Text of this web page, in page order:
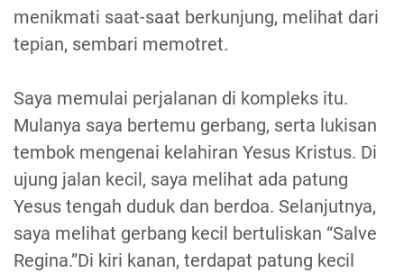
menikmati saat-saat berkunjung, melihat dari
tepian, sembari memotret.
Saya memulai perjalanan di kompleks itu.
Mulanya saya bertemu gerbang, serta lukisan
tembok mengenai kelahiran Yesus Kristus. Di
ujung jalan kecil, saya melihat ada patung
Yesus tengah duduk dan berdoa. Selanjutnya,
saya melihat gerbang kecil bertuliskan “Salve
Regina.”Di kiri kanan, terdapat patung kecil